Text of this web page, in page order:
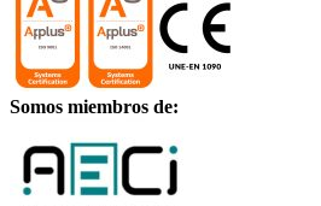
Somos miembros de: